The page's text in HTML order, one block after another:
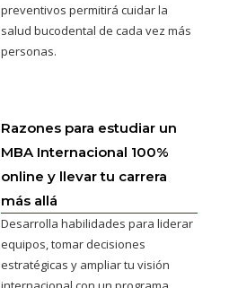
preventivos permitirá cuidar la
salud bucodental de cada vez más
personas.
Razones para estudiar un
MBA Internacional 100%
online y llevar tu carrera
más allá
Desarrolla habilidades para liderar
equipos, tomar decisiones
estratégicas y ampliar tu visión